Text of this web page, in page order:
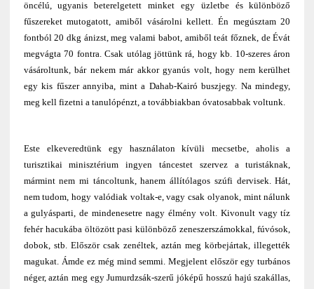
öncélú, ugyanis beterelgetett minket egy üzletbe és különböző
fűszereket mutogatott, amiből vásárolni kellett. Én megúsztam 20
fontból 20 dkg ánizst, meg valami babot, amiből teát főznek, de Évát
megvágta 70 fontra. Csak utólag jöttünk rá, hogy kb. 10-szeres áron
vásároltunk, bár nekem már akkor gyanús volt, hogy nem kerülhet
egy kis fűszer annyiba, mint a Dahab-Kairó buszjegy. Na mindegy,
meg kell fizetni a tanulópénzt, a továbbiakban óvatosabbak voltunk.
Este elkeveredtünk egy használaton kívüli mecsetbe, aholis a
turisztikai minisztérium ingyen táncestet szervez a turistáknak,
mármint nem mi táncoltunk, hanem állítólagos szúfi dervisek. Hát,
nem tudom, hogy valódiak voltak-e, vagy csak olyanok, mint nálunk
a gulyásparti, de mindenesetre nagy élmény volt. Kivonult vagy tíz
fehér hacukába öltözött pasi különböző zeneszerszámokkal, fúvósok,
dobok, stb. Először csak zenéltek, aztán meg körbejártak, illegették
magukat. Ámde ez még mind semmi. Megjelent először egy turbános
néger, aztán meg egy Jumurdzsák-szerű jóképű hosszú hajú szakállas,